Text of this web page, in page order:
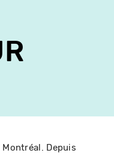
Depuis